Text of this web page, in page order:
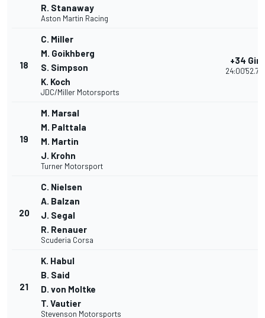
R. Stanaway
Aston Martin Racing
18
C. Miller
M. Goikhberg
S. Simpson
K. Koch
JDC/Miller Motorsports
+34 Giri
19
M. Marsal
M. Palttala
M. Martin
J. Krohn
Turner Motorsport
20
C. Nielsen
A. Balzan
J. Segal
R. Renauer
Scuderia Corsa
21
K. Habul
B. Said
D. von Moltke
T. Vautier
Stevenson Motorsports